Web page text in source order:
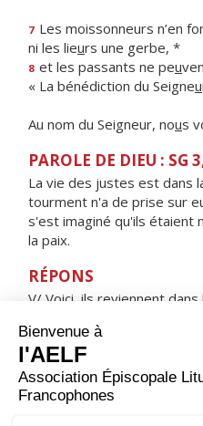
7 Les moissonneurs n’en
ni les lieurs une gerbe, *
8 et les passants ne peu
« La bénédiction du Seigneu
Au nom du Seigneur, nous
PAROLE DE DIEU : SG
La vie des justes est dans
tourment n'a de prise sur
s'est imaginé qu'ils étaient
la paix.
RÉPONS
V/ Voici, ils reviennent dans
ORAISON
Dans leur amour pour toi,
Perpétue et Félicité ont